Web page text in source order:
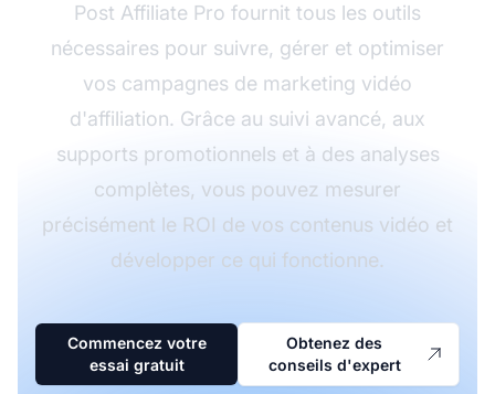
Post Affiliate Pro fournit tous les outils
nécessaires pour suivre, gérer et optimiser
vos campagnes de marketing vidéo
d'affiliation. Grâce au suivi avancé, aux
supports promotionnels et à des analyses
complètes, vous pouvez mesurer
précisément le ROI de vos contenus vidéo et
développer ce qui fonctionne.
Commencez votre
essai gratuit
Obtenez des
conseils d'expert